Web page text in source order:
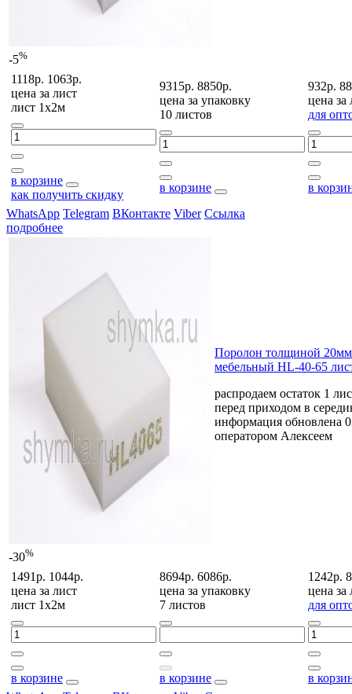
-5%
1118р. 1063р.
цена за лист
лист 1х2м
в корзине
как получить скидку
9315р. 8850р.
цена за упаковку
10 листов
в корзине
932р.
цена за
для
в
WhatsApp Telegram ВКонтакте Viber Ссылка
подробнее
-30%
Поролон толщиной 20мм
мебельный HL-40-65
распродаем остаток 1
перед приходом в
информация обновлена
оператором Алексеем
1491р. 1044р.
цена за лист
лист 1х2м
в корзине
8694р. 6086р.
цена за упаковку
7 листов
в корзине
1242р.
цена за
для
в